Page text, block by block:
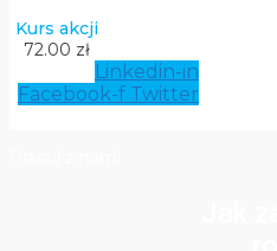
Kurs akcji
72.00 zł
Linkedin-in
Facebook-f Twitter